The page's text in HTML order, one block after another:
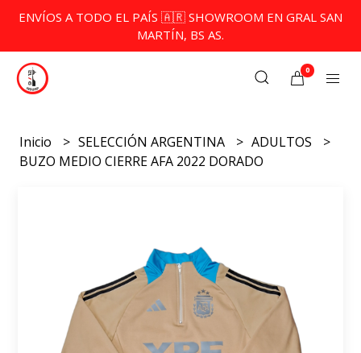
ENVÍOS A TODO EL PAÍS 🇦🇷 SHOWROOM EN GRAL SAN
MARTÍN, BS AS.
0
Inicio SELECCIÓN ARGENTINA
ADULTOS
BUZO MEDIO CIERRE AFA 2022 DORADO